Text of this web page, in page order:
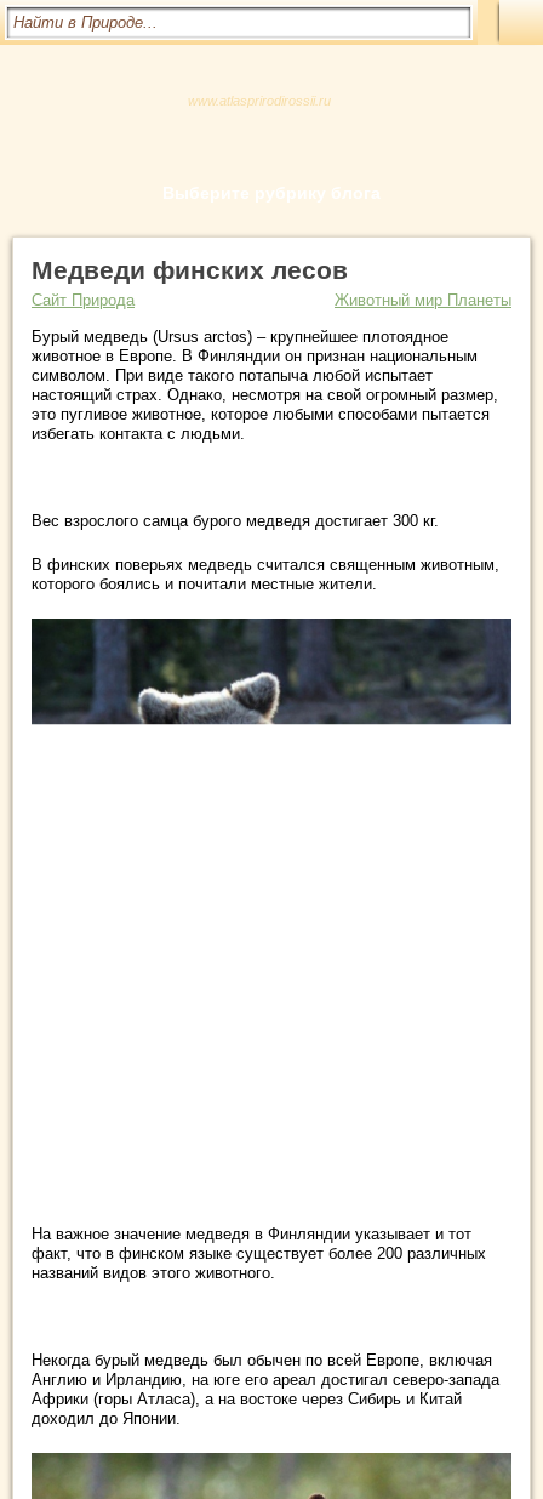
www.atlasprirodirossii.ru
Выберите рубрику блога
Медведи финских лесов
Сайт Природа
Животный мир Планеты
Бурый медведь (Ursus arctos) – крупнейшее плотоядное
животное в Европе. В Финляндии он признан национальным
символом. При виде такого потапыча любой испытает
настоящий страх. Однако, несмотря на свой огромный размер,
это пугливое животное, которое любыми способами пытается
избегать контакта с людьми.
Вес взрослого самца бурого медведя достигает 300 кг.
В финских поверьях медведь считался священным животным,
которого боялись и почитали местные жители.
На важное значение медведя в Финляндии указывает и тот
факт, что в финском языке существует более 200 различных
названий видов этого животного.
Некогда бурый медведь был обычен по всей Европе, включая
Англию и Ирландию, на юге его ареал достигал северо-запада
Африки (горы Атласа), а на востоке через Сибирь и Китай
доходил до Японии.